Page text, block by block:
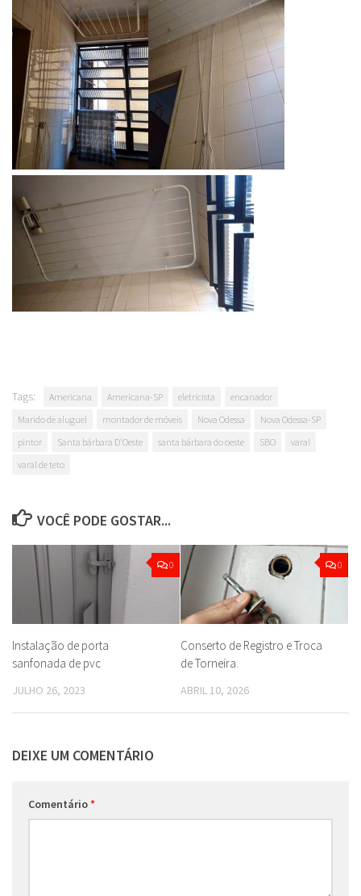
Tags: Americana Americana-SP eletricista
encanador
Marido de aluguel
montador de móveis Nova Odessa
Nova Odessa-SP
pintor
Santa bárbara D'Oeste santa bárbara do oeste SBO
varal
varal de teto
VOCÊ PODE GOSTAR...
0
Instalação de porta
sanfonada de pvc
JULHO 26, 2023
0
Conserto de Registro e Troca
de Torneira.
ABRIL 10, 2026
DEIXE UM COMENTÁRIO
Comentário*